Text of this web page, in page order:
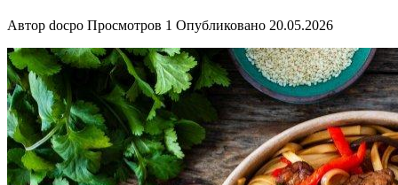
Автор docpo Просмотров 1 Опубликовано 20.05.2026